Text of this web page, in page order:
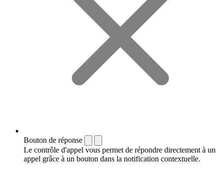
Bouton de réponse
Le contrôle d'appel vous permet de répondre directement à un
appel grâce à un bouton dans la notification contextuelle.